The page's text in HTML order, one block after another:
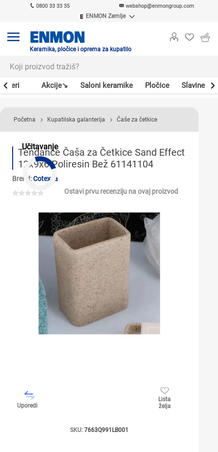
0800 33 33 35 webshop@enmongroup.com
ENMON Zemlje
ENMON MKD
Keramika, pločice i oprema za kupatilo
Akcije↘ Saloni keramike Pločice Slavine
Učitavanje
Početna Kupatilska galanterija Čaše za četkice
Tendance Čaša za Četkice Sand Effect
12x9x6 Poliresin Bež 61141104
Brend:Cotexsa
Ostavi prvu recenziju na ovaj proizvod
Uporedi
Lista
želja
SKU: 7663Q991LB001